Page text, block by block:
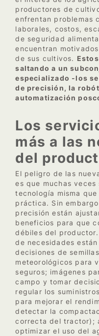
productores de
enfrentan problemas
laborales, costos,
de seguridad
encuentran
de sus cultivos.
saltando a un
especializado -los
de precisión, la
automatización
Los
más a las
del
El peligro de las
es que muchas
tecnología misma
práctica. Sin
precisión están
beneficios para que
débiles del
de necesidades
decisiones de
meteorológicos para
seguros; imágenes
campo y tomar
regular los
para mejorar el
detectar la
correcta del tractor);
optimizar el uso del